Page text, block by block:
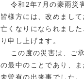
令和2年7月の豪雨災
皆様方には、改めまし
亡くなりになられまし
り申し上げます。
この度の災害は、ご
の最中のことであり、
未曽有の出来事でした。